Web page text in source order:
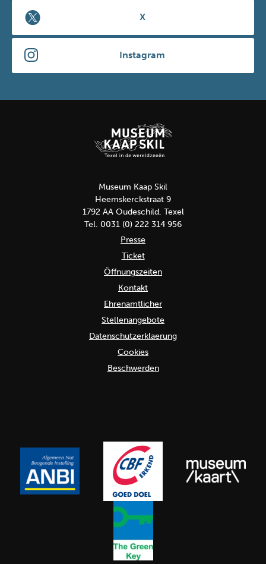
X
Instagram
Museum Kaap Skil
Heemskerckstraat 9
1792 AA Oudeschild, Texel
Tel. 0031 (0) 222 314 956
Presse
Ticket
Öffnungszeiten
Kontakt
Ehrenamtlicher
Stellenangebote
Datenschutzerklaerung
Cookies
Beschwerden